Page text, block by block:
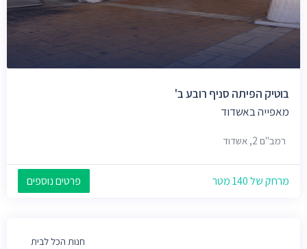
בוטיק הפיתה סניף רובע ב'
מאפייה באשדוד
רמב"ם 2, אשדוד
מרחק של 140 מטר פרטים נוספים
חנות הכל לבית